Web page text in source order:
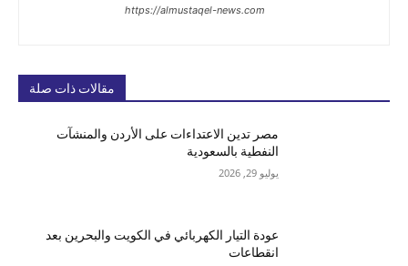
https://almustaqel-news.com
مقالات ذات صلة
مصر تدين الاعتداءات على الأردن والمنشآت
النفطية بالسعودية
يوليو 29, 2026
عودة التيار الكهربائي في الكويت والبحرين بعد
انقطاعات